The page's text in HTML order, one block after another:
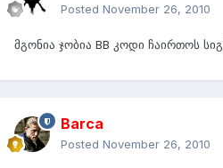
Posted November 26, 2010
მგონია ჯობია BB კოდი ჩაირთოს
Barca
Posted November 26, 2010